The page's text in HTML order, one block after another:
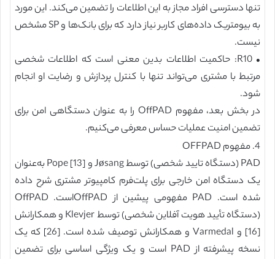
تنها دسترسی افراد مجاز به این اطلاعات را تضمین می‌کند. این مورد
به بیومتریک داده‌های کاربر نیاز دارد که برای بانک‌ها و SP مشخص
نیست.
• R10: حاکمیت اطلاعات بدین معنی است که اطلاعات شخصی
مرتبط با مشتری می‌تواند تنها با کنترل پردازش و رضایت او انجام
شود.
در بخش بعد، مفهوم OffPAD را به عنوان دستگاهی امن برای
تضمین امنیت عملیات حساس معرفی می‌کنیم.
4. مفهوم OFFPAD
PAD (دستگاه تایید شخصی) توسط Jøsang و Pope [13] به‌عنوان
یک دستگاه امن خارجی برای پلت‌فرم کامپیوتر مشتری شرح داده
شده است. PAD مفهومی پیشین از OffPADاست. OffPAD
(دستگاه تأیید هویت آفلاین شخصی) توسط Klevjer و همکارانش
[16] و Varmedal و همکارانش توصیف شده است. [26] که یک
نسخه پیشرفته از PAD است و یک ویژگی اساسی برای تضمین